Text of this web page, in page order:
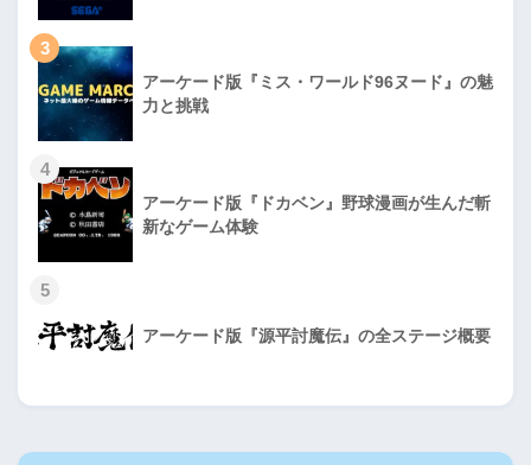
3
アーケード版『ミス・ワールド96ヌード』の魅
力と挑戦
4
アーケード版『ドカベン』野球漫画が生んだ斬
新なゲーム体験
5
アーケード版『源平討魔伝』の全ステージ概要